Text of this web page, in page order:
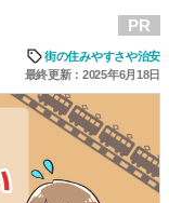
PR
街の住みやすさや治安
最終更新：2025年6月18日